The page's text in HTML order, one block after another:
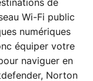
de
Wi-Fi public
numériques
équiper votre
naviguer en
Norton